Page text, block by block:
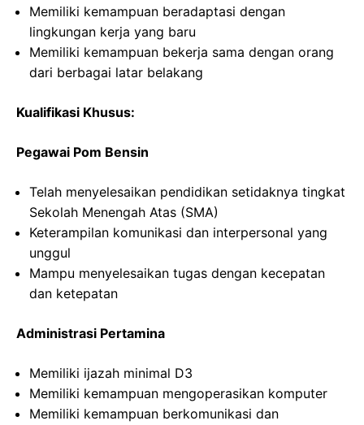
Memiliki kemampuan beradaptasi dengan
lingkungan kerja yang baru
Memiliki kemampuan bekerja sama dengan orang
dari berbagai latar belakang
Kualifikasi Khusus:
Pegawai Pom Bensin
Telah menyelesaikan pendidikan setidaknya tingkat
Sekolah Menengah Atas (SMA)
Keterampilan komunikasi dan interpersonal yang
unggul
Mampu menyelesaikan tugas dengan kecepatan
dan ketepatan
Administrasi Pertamina
Memiliki ijazah minimal D3
Memiliki kemampuan mengoperasikan komputer
Memiliki kemampuan berkomunikasi dan